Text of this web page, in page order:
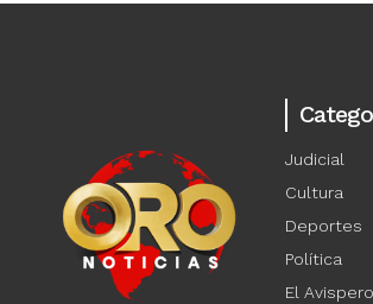
Judicial
Cultura
Deportes
Política
El Avispero